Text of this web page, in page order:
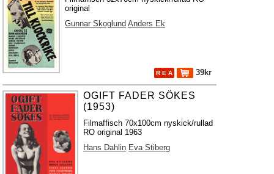
original
Gunnar Skoglund Anders Ek
R E A 39kr
OGIFT FADER SÖKES
(1953)
Filmaffisch 70x100cm nyskick/rullad
RO original 1963
Hans Dahlin Eva Stiberg